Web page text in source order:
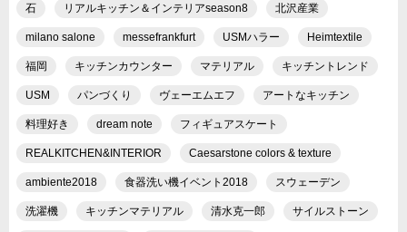
石 リアルキッチン＆インテリアseason8 北沢産業
milano salone messefrankfurt USMハラー Heimtextile
福岡 キッチンカウンター マテリアル キッチントレンド
USM パンづくり ヴェーエムエフ アートなキッチン
料理好き dream note フィギュアスケート
REALKITCHEN&INTERIOR Caesarstone colors & texture
ambiente2018 食器洗い機イベント2018 スウェーデン
洗濯機 キッチンマテリアル 清水克一郎 サイルストーン